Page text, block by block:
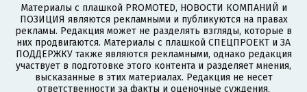
Материалы с плашкой PROMOTED, НОВОСТИ КОМПАНИЙ и
ПОЗИЦИЯ являются рекламными и публикуются на правах
рекламы. Редакция может не разделять взгляды, которые в
них продвигаются. Материалы с плашкой СПЕЦПРОЕКТ и ЗА
ПОДДЕРЖКУ также являются рекламными, однако редакция
участвует в подготовке этого контента и разделяет мнения,
высказанные в этих материалах. Редакция не несет
ответственности за факты и оценочные суждения,